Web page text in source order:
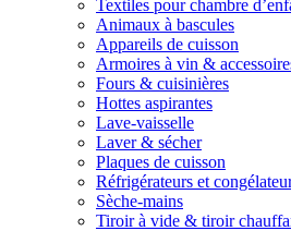
Textiles pour chambre
Animaux à bascules
Appareils de cuisson
Armoires à vin &
Fours & cuisinières
Hottes aspirantes
Lave-vaisselle
Laver & sécher
Plaques de cuisson
Réfrigérateurs et
Sèche-mains
Tiroir à vide & tiroir